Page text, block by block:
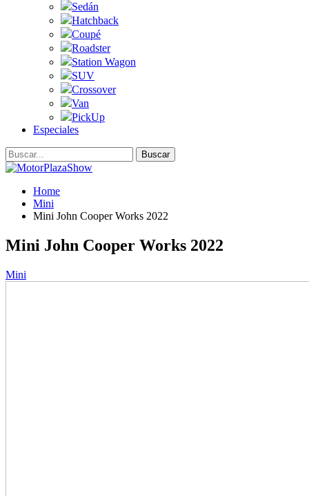
Sedán
Hatchback
Coupé
Roadster
Station Wagon
SUV
Crossover
Van
PickUp
Especiales
Home
Mini
Mini John Cooper Works 2022
Mini John Cooper Works 2022
Mini